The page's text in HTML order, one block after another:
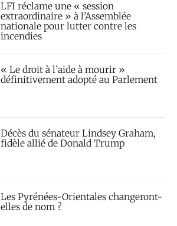
LFI réclame une « session
extraordinaire » à l’Assemblée
nationale pour lutter contre les
incendies
« Le droit à l’aide à mourir »
définitivement adopté au Parlement
Décès du sénateur Lindsey Graham,
fidèle allié de Donald Trump
Les Pyrénées-Orientales changeront-
elles de nom ?